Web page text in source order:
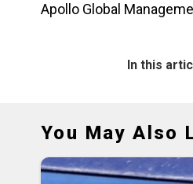
Apollo Global
In this
You May Also